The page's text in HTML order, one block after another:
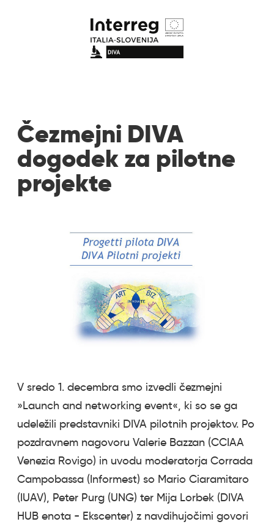
Čezmejni DIVA
dogodek za pilotne
projekte
V sredo 1. decembra smo izvedli čezmejni
»Launch and networking event«, ki so se ga
udeležili predstavniki DIVA pilotnih projektov. Po
pozdravnem nagovoru Valerie Bazzan (CCIAA
Venezia Rovigo) in uvodu moderatorja Corrada
Campobassa (Informest) so Mario Ciaramitaro
(IUAV), Peter Purg (UNG) ter Mija Lorbek (DIVA
HUB enota - Ekscenter) z navdihujočimi govori